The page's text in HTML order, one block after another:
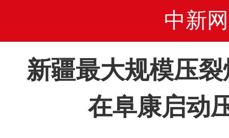
中新网
新疆最大规模压
在阜康启动